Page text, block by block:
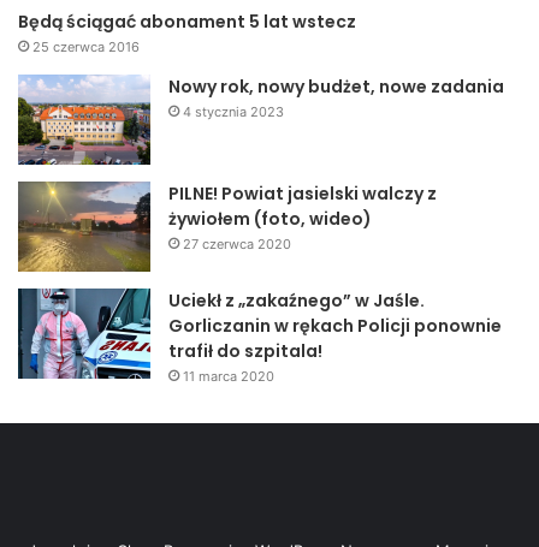
Będą ściągać abonament 5 lat wstecz
25 czerwca 2016
Nowy rok, nowy budżet, nowe zadania
4 stycznia 2023
PILNE! Powiat jasielski walczy z
żywiołem (foto, wideo)
27 czerwca 2020
Uciekł z „zakaźnego” w Jaśle.
Gorliczanin w rękach Policji ponownie
trafił do szpitala!
11 marca 2020